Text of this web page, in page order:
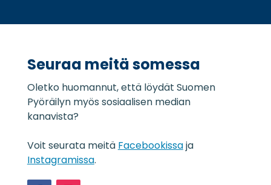
*
o
s
l
o
s
*
Seuraa meitä somessa
Oletko huomannut, että löydät Suomen
Pyöräilyn myös sosiaalisen median
kanavista?
Voit seurata meitä Facebookissaja
Instagramissa.